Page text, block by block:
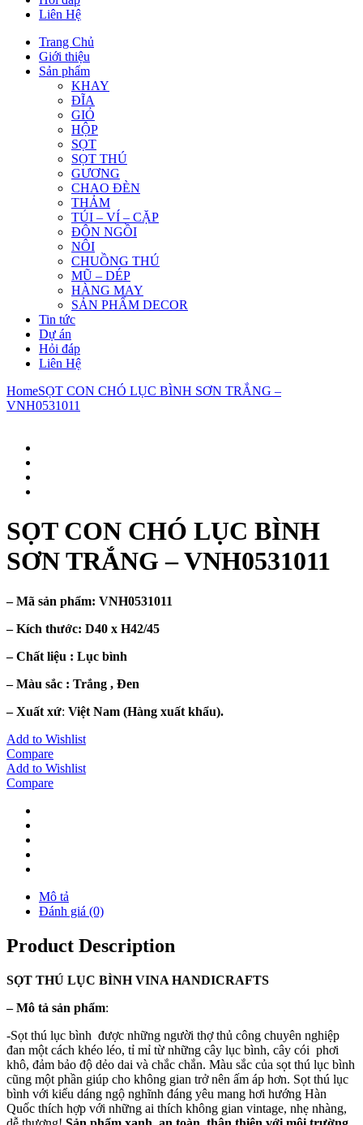
Liên Hệ
Trang Chủ
Giới thiệu
Sản phẩm
KHAY
ĐĨA
GIỎ
HỘP
SỌT
SỌT THÚ
GƯƠNG
CHAO ĐÈN
THẢM
TÚI – VÍ – CẶP
ĐÔN NGỒI
NÔI
CHUỒNG THÚ
MŨ – DÉP
HÀNG MAY
SẢN PHẨM DECOR
Tin tức
Dự án
Hỏi đáp
Liên Hệ
HomeSỌT CON CHÓ LỤC BÌNH SƠN TRẮNG –
VNH0531011
SỌT CON CHÓ LỤC BÌNH
SƠN TRẮNG – VNH0531011
– Mã sản phẩm: VNH0531011
– Kích thước: D40 x H42/45
– Chất liệu : Lục bình
– Màu sắc : Trắng , Đen
– Xuất xứ: Việt Nam (Hàng xuất khẩu).
Add to Wishlist
Compare
Add to Wishlist
Compare
Mô tả
Đánh giá (0)
Product Description
SỌT THÚ LỤC BÌNH VINA HANDICRAFTS
–Mô tả sản phẩm:
-Sọt thú lục bình được những người thợ thủ công chuyên nghiệp
đan một cách khéo léo, tỉ mỉ từ những cây lục bình, cây cói phơi
khô, đảm bảo độ dẻo dai và chắc chắn. Màu sắc của sọt thú lục bình
cũng một phần giúp cho không gian trở nên ấm áp hơn. Sọt thú lục
bình với kiểu dáng ngộ nghĩnh đáng yêu mang hơi hướng Hàn
Quốc thích hợp với những ai thích không gian vintage, nhẹ nhàng,